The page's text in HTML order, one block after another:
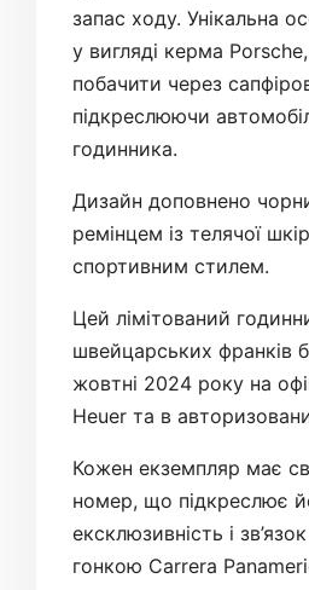
запас ходу. Унікальна
у вигляді керма
побачити через
підкреслюючи
годинника.
Дизайн доповнено
ремінцем із телячої
спортивним стилем.
Цей лімітований
швейцарських франків
жовтні 2024 року на
Heuer та в
Кожен екземпляр має
номер, що підкреслює
ексклюзивність і
гонкою Carrera